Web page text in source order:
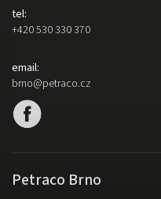
tel:
+420 530 330 370
email:
brno@petraco.cz
Petraco Brno